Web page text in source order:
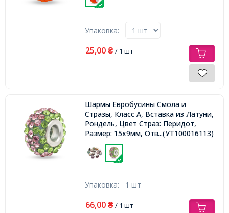
Упаковка:
25,00 ₴/ 1 шт
Шармы Евробусины Смола и
Стразы, Класс А, Вставка из Латуни,
Рондель, Цвет Страз: Перидот,
Размер: 15х9мм, Отв. 5мм,...(УТ100016113)
Упаковка: 1 шт
66,00 ₴/ 1 шт